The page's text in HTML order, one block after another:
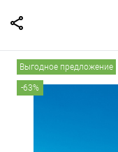
Выгодное предложение
-63%